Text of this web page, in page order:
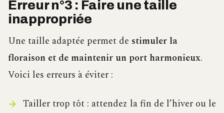
Erreur n°3 : Faire une taille
inappropriée
Une taille adaptée permet de stimuler la
floraison et de maintenir un port harmonieux.
Voici les erreurs à éviter :
Tailler trop tôt : attendez la fin de l’hiver ou le